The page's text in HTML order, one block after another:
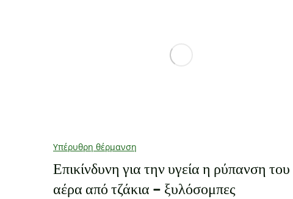
Υπέρυθρη θέρμανση
Επικίνδυνη για την υγεία η ρύπανση του
αέρα από τζάκια – ξυλόσομπες